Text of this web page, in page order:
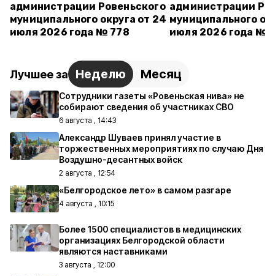
администрации Ровеньского
муниципального округа от 24
июля 2026 года № 778
администрации
муниципального
июля 2026 года №
Лучшее за Неделю Месяц
Сотрудники газеты «Ровеньская нива» не
собирают сведения об участниках СВО
6 августа , 14:43
Александр Шуваев принял участие в
торжественных мероприятиях по случаю Дня
Воздушно-десантных войск
2 августа , 12:54
«Белгородское лето» в самом разгаре
4 августа , 10:15
Более 1500 специалистов в медицинских
организациях Белгородской области
являются наставниками
3 августа , 12:00